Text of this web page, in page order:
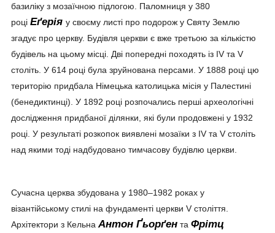
базиліку з мозаїчною підлогою. Паломниця у 380
році Еґерія у своєму листі про подорож у Святу Землю
згадує про церкву. Будівля церкви є вже третьою за кількістю
будівель на цьому місці. Дві попередні походять із IV та V
століть. У 614 році була зруйнована персами. У 1888 році цю
територію придбала Німецька католицька місія у Палестині
(бенедиктинці). У 1892 році розпочались перші археологічні
дослідження придбаної ділянки, які були продовжені у 1932
році. У результаті розкопок виявлені мозаїки з IV та V століть
над якими тоді надбудовано тимчасову будівлю церкви.
Сучасна церква збудована у 1980–1982 роках у
візантійському стилі на фундаменті церкви V століття.
Архітектори з Кельна Антон Ґьорґен та Фрітц